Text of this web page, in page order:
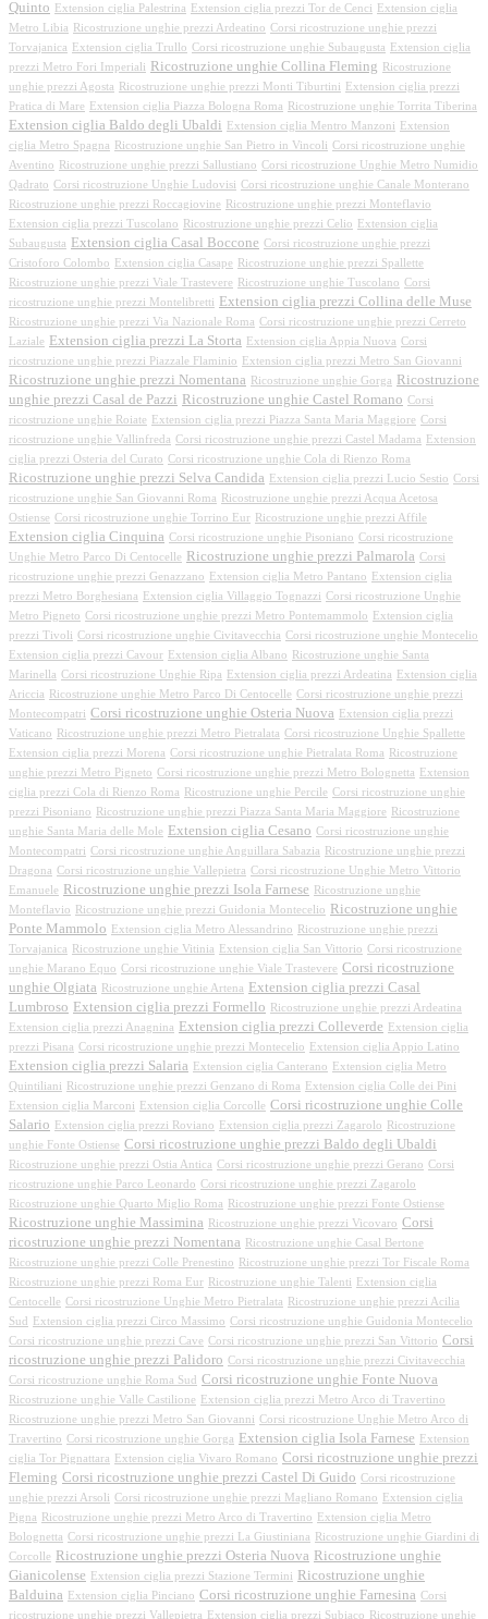
Quinto
Extension ciglia Palestrina Extension ciglia prezzi Tor de Cenci
Extension ciglia
Metro Libia
Ricostruzione unghie prezzi Ardeatino Corsi ricostruzione unghie prezzi
Torvajanica
Extension ciglia Trullo Corsi ricostruzione unghie Subaugusta
Extension ciglia
prezzi Metro Fori Imperiali
Ricostruzione unghie Collina Fleming
Ricostruzione
unghie prezzi Agosta
Ricostruzione unghie prezzi Monti Tiburtini
Extension ciglia prezzi
Pratica di Mare
Extension ciglia Piazza Bologna Roma Ricostruzione unghie Torrita Tiberina
Extension ciglia Baldo degli Ubaldi Extension ciglia Mentro Manzoni
Extension
ciglia Metro Spagna
Ricostruzione unghie San Pietro in Vincoli Corsi ricostruzione unghie
Aventino
Ricostruzione unghie prezzi Sallustiano Corsi ricostruzione Unghie Metro Numidio
Qadrato Corsi ricostruzione Unghie Ludovisi Corsi ricostruzione unghie Canale Monterano
Ricostruzione unghie prezzi Roccagiovine
Ricostruzione unghie prezzi Monteflavio
Extension ciglia prezzi Tuscolano
Ricostruzione unghie prezzi Celio
Extension ciglia
Subaugusta
Extension ciglia Casal Boccone Corsi ricostruzione unghie prezzi
Cristoforo Colombo
Extension ciglia Casape
Ricostruzione unghie prezzi Spallette
Ricostruzione unghie prezzi Viale Trastevere
Ricostruzione unghie Tuscolano Corsi
ricostruzione unghie prezzi Montelibretti
Extension ciglia prezzi Collina delle Muse
Ricostruzione unghie prezzi Via Nazionale Roma Corsi ricostruzione unghie prezzi Cerreto
Laziale
Extension ciglia prezzi La Storta Extension ciglia Appia Nuova Corsi
ricostruzione unghie prezzi Piazzale Flaminio
Extension ciglia prezzi Metro San Giovanni
Ricostruzione unghie prezzi Nomentana Ricostruzione unghie Gorga
Ricostruzione
unghie prezzi Casal de Pazzi Ricostruzione unghie Castel Romano Corsi
ricostruzione unghie Roiate
Extension ciglia prezzi Piazza Santa Maria Maggiore Corsi
ricostruzione unghie Vallinfreda Corsi ricostruzione unghie prezzi Castel Madama
Extension
ciglia prezzi Osteria del Curato Corsi ricostruzione unghie Cola di Rienzo Roma
Ricostruzione unghie prezzi Selva Candida Extension ciglia prezzi Lucio Sestio Corsi
ricostruzione unghie San Giovanni Roma
Ricostruzione unghie prezzi Acqua Acetosa
Ostiense Corsi ricostruzione unghie Torrino Eur Ricostruzione unghie prezzi Affile
Extension ciglia Cinquina Corsi ricostruzione unghie Pisoniano Corsi ricostruzione
Unghie Metro Parco Di Centocelle
Ricostruzione unghie prezzi Palmarola Corsi
ricostruzione unghie prezzi Genazzano
Extension ciglia Metro Pantano
Extension ciglia
prezzi Metro Borghesiana
Extension ciglia Villaggio Tognazzi Corsi ricostruzione Unghie
Metro Pigneto Corsi ricostruzione unghie prezzi Metro Pontemammolo
Extension ciglia
prezzi Tivoli Corsi ricostruzione unghie Civitavecchia Corsi ricostruzione unghie Montecelio
Extension ciglia prezzi Cavour
Extension ciglia Albano
Ricostruzione unghie Santa
Marinella Corsi ricostruzione Unghie Ripa Extension ciglia prezzi Ardeatina
Extension ciglia
Ariccia
Ricostruzione unghie Metro Parco Di Centocelle Corsi ricostruzione unghie prezzi
Montecompatri Corsi ricostruzione unghie Osteria Nuova
Extension ciglia prezzi
Vaticano
Ricostruzione unghie prezzi Metro Pietralata Corsi ricostruzione Unghie Spallette
Extension ciglia prezzi Morena Corsi ricostruzione unghie Pietralata Roma
Ricostruzione
unghie prezzi Metro Pigneto Corsi ricostruzione unghie prezzi Metro Bolognetta
Extension
ciglia prezzi Cola di Rienzo Roma
Ricostruzione unghie Percile Corsi ricostruzione unghie
prezzi Pisoniano
Ricostruzione unghie prezzi Piazza Santa Maria Maggiore
Ricostruzione
unghie Santa Maria delle Mole
Extension ciglia Cesano Corsi ricostruzione unghie
Montecompatri Corsi ricostruzione unghie Anguillara Sabazia
Ricostruzione unghie prezzi
Dragona Corsi ricostruzione unghie Vallepietra Corsi ricostruzione Unghie Metro Vittorio
Emanuele
Ricostruzione unghie prezzi Isola Farnese
Ricostruzione unghie
Monteflavio
Ricostruzione unghie prezzi Guidonia Montecelio
Ricostruzione unghie
Ponte Mammolo
Extension ciglia Metro Alessandrino
Ricostruzione unghie prezzi
Torvajanica
Ricostruzione unghie Vitinia Extension ciglia San Vittorio Corsi ricostruzione
unghie Marano Equo Corsi ricostruzione unghie Viale Trastevere Corsi ricostruzione
unghie Olgiata
Ricostruzione unghie Artena
Extension ciglia prezzi Casal
Lumbroso Extension ciglia prezzi Formello
Ricostruzione unghie prezzi Ardeatina
Extension ciglia prezzi Anagnina
Extension ciglia prezzi Colleverde
Extension ciglia
prezzi Pisana Corsi ricostruzione unghie prezzi Montecelio Extension ciglia Appio Latino
Extension ciglia prezzi Salaria Extension ciglia Canterano
Extension ciglia Metro
Quintiliani
Ricostruzione unghie prezzi Genzano di Roma
Extension ciglia Colle dei Pini
Extension ciglia Marconi
Extension ciglia Corcolle Corsi ricostruzione unghie Colle
Salario
Extension ciglia prezzi Roviano Extension ciglia prezzi Zagarolo
Ricostruzione
unghie Fonte Ostiense Corsi ricostruzione unghie prezzi Baldo degli Ubaldi
Ricostruzione unghie prezzi Ostia Antica Corsi ricostruzione unghie prezzi Gerano Corsi
ricostruzione unghie Parco Leonardo Corsi ricostruzione unghie prezzi Zagarolo
Ricostruzione unghie Quarto Miglio Roma
Ricostruzione unghie prezzi Fonte Ostiense
Ricostruzione unghie Massimina Ricostruzione unghie prezzi Vicovaro Corsi
ricostruzione unghie prezzi Nomentana
Ricostruzione unghie Casal Bertone
Ricostruzione unghie prezzi Colle Prenestino
Ricostruzione unghie prezzi Tor Fiscale Roma
Ricostruzione unghie prezzi Roma Eur
Ricostruzione unghie Talenti
Extension ciglia
Centocelle Corsi ricostruzione Unghie Metro Pietralata
Ricostruzione unghie prezzi Acilia
Sud
Extension ciglia prezzi Circo Massimo Corsi ricostruzione unghie Guidonia Montecelio
Corsi ricostruzione unghie prezzi Cave Corsi ricostruzione unghie prezzi San Vittorio Corsi
ricostruzione unghie prezzi Palidoro Corsi ricostruzione unghie prezzi Civitavecchia
Corsi ricostruzione unghie Roma Sud
Corsi ricostruzione unghie Fonte Nuova
Ricostruzione unghie Valle Castilione
Extension ciglia prezzi Metro Arco di Travertino
Ricostruzione unghie prezzi Metro San Giovanni Corsi ricostruzione Unghie Metro Arco di
Travertino Corsi ricostruzione unghie Gorga Extension ciglia Isola Farnese
Extension
ciglia Tor Pignattara
Extension ciglia Vivaro Romano Corsi ricostruzione unghie prezzi
Fleming Corsi ricostruzione unghie prezzi Castel Di Guido Corsi ricostruzione
unghie prezzi Arsoli Corsi ricostruzione unghie prezzi Magliano Romano
Extension ciglia
Pigna
Ricostruzione unghie prezzi Metro Arco di Travertino
Extension ciglia Metro
Bolognetta Corsi ricostruzione unghie prezzi La Giustiniana
Ricostruzione unghie Giardini di
Corcolle
Ricostruzione unghie prezzi Osteria Nuova Ricostruzione unghie
Gianicolense
Extension ciglia prezzi Stazione Termini
Ricostruzione unghie
Balduina
Extension ciglia Pinciano Corsi ricostruzione unghie Farnesina Corsi
ricostruzione unghie prezzi Vallepietra
Extension ciglia prezzi Subiaco Ricostruzione unghie